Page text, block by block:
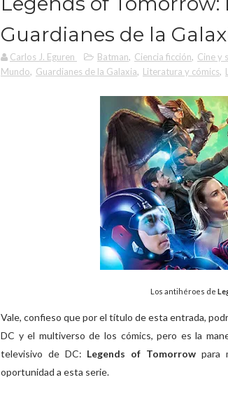
Guardianes de la
Carlos J. Eguren Batman, Ciencia ficción, Cine y
Mundo, Guardianes de la Galaxia, Literatura y cómics,
Los antihéroes de
Vale, confieso que por el título de esta entrada,
DC y el multiverso de los cómics, pero es la
televisivo de DC: Legends of Tomorrow para
oportunidad a esta serie.